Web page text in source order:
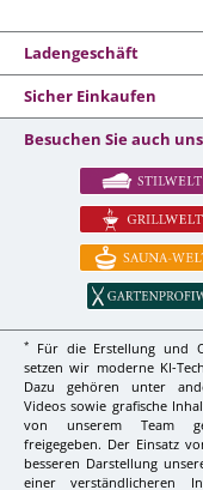
Ladengeschäft
Sicher Einkaufen
Besuchen Sie auch
*
Für die Erstellung und
setzen wir moderne KI-
Dazu gehören unter
Videos sowie grafische
von unserem Team
freigegeben. Der Einsatz
besseren Darstellung
einer verständlicheren